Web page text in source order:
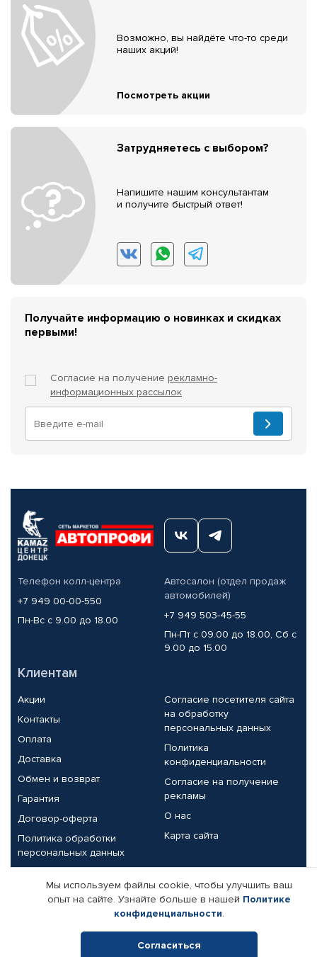
Возможно, вы найдёте что-то среди
наших акций!
Посмотреть акции
Затрудняетесь с выбором?
Напишите нашим консультантам
и получите быстрый ответ!
Получайте информацию о новинках и скидках
первыми!
Согласие на получение рекламно-
информационных рассылок
Телефон колл-центра
+7 949 00-00-550
Пн-Вс с 9.00 до 18.00
Автосалон (отдел продаж
автомобилей)
+7 949 503-45-55
Пн-Пт с 09.00 до 18.00, Сб с
9.00 до 15.00
Клиентам
Акции
Контакты
Оплата
Доставка
Обмен и возврат
Гарантия
Договор-оферта
Политика обработки
персональных данных
Согласие посетителя сайта
на обработку
персональных данных
Политика
конфиденциальности
Согласие на получение
рекламы
О нас
Карта сайта
Партнерам
Корпоративным клиентам
Поставщикам
Реквизиты компании
Мы используем файлы cookie, чтобы улучшить ваш
опыт на сайте. Узнайте больше в нашей Политике
конфиденциальности.
Согласиться